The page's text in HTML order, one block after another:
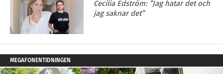
Cecilia Edström: ”Jag hatar det och
jag saknar det”
MEGAFONENTIDNINGEN